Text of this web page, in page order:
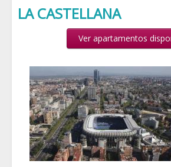
LA CASTELLANA
Ver apartamentos